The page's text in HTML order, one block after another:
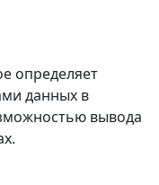
определяет
данных в
вывода